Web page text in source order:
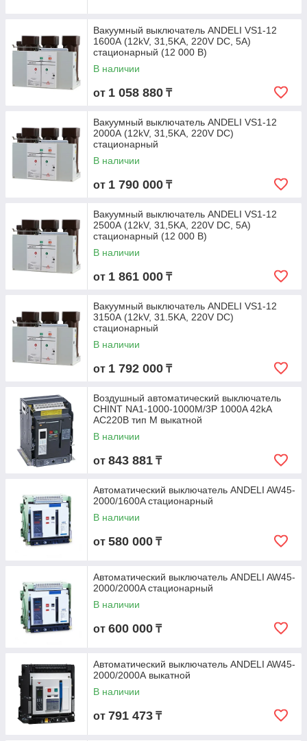
Вакуумный выключатель ANDELI VS1-12
1600А (12kV, 31,5KA, 220V DC, 5А)
стационарный (12 000 В)
В наличии
от 1 058 880 ₸
Вакуумный выключатель ANDELI VS1-12
2000А (12kV, 31,5KA, 220V DC)
стационарный
В наличии
от 1 790 000 ₸
Вакуумный выключатель ANDELI VS1-12
2500А (12kV, 31,5KA, 220V DC, 5А)
стационарный (12 000 В)
В наличии
от 1 861 000 ₸
Вакуумный выключатель ANDELI VS1-12
3150А (12kV, 31.5KA, 220V DC)
стационарный
В наличии
от 1 792 000 ₸
Воздушный автоматический выключатель
CHINT NA1-1000-1000M/3P 1000A 42kA
AC220B тип М выкатной
В наличии
от 843 881 ₸
Автоматический выключатель ANDELI AW45-
2000/1600A стационарный
В наличии
от 580 000 ₸
Автоматический выключатель ANDELI AW45-
2000/2000A стационарный
В наличии
от 600 000 ₸
Автоматический выключатель ANDELI AW45-
2000/2000А выкатной
В наличии
от 791 473 ₸